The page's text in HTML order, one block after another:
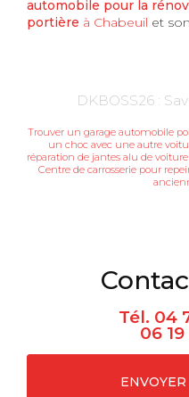
automobile pour la
portière à Chabeuil et
DKBOSS26 :
Trouver un garage automobile
un choc avec une autre
réparation de jantes alu de
Centre de carrosserie pour
Tél. 04
06